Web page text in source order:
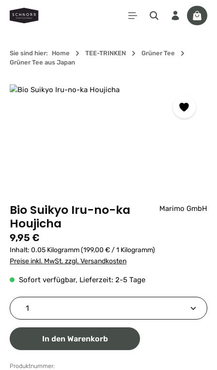
Zum Hauptinhalt springen
Sie sind hier: Home TEE-TRINKEN
Grüner Tee
Grüner Tee aus Japan
Bildergalerie überspringen
Bio Suikyo Iru-no-ka
Houjicha
Marimo GmbH
Regulärer Preis:
9,95 €
Inhalt: 0.05 Kilogramm(199,00 € / 1 Kilogramm)
Preise inkl. MwSt. zzgl. Versandkosten
Sofort verfügbar, Lieferzeit: 2-5 Tage
Produkt Anzahl: Gib den gewünschten Wert ein
In den Warenkorb
Produktnummer: